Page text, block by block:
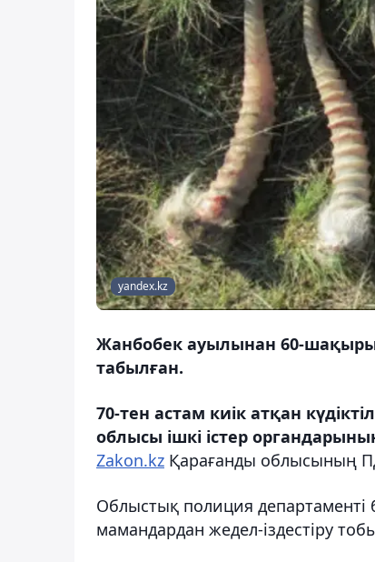
yandex.kz
Жанбобек ауылынан 60-шақырым
табылған.
70-тен астам киік атқан
облысы ішкі істер
Zakon.kz Қарағанды облысының
Облыстық полиция департаменті
мамандардан жедел-іздестіру